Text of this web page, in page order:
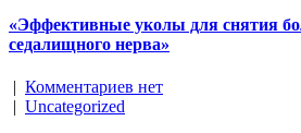
«Эффективные уколы для снятия
седалищного нерва»
| Комментариев нет
| Uncategorized